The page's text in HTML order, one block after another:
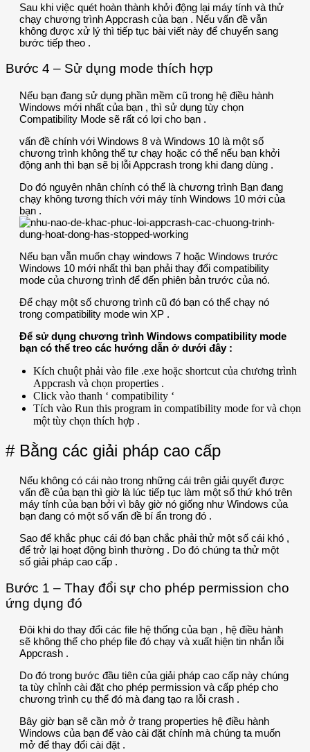
Sau khi việc quét hoàn thành khởi động lại máy tính và thử
chạy chương trình Appcrash của bạn . Nếu vấn đề vẫn
không được xử lý thì tiếp tục bài viết này để chuyển sang
bước tiếp theo .
Bước 4 – Sử dụng mode thích hợp
Nếu bạn đang sử dụng phần mềm cũ trong hệ điều hành
Windows mới nhất của bạn , thì sử dụng tùy chọn
Compatibility Mode sẽ rất có lợi cho bạn .
vấn đề chính với Windows 8 và Windows 10 là một số
chương trình không thể tự chạy hoặc có thể nếu bạn khởi
động anh thì bạn sẽ bị lỗi Appcrash trong khi đang dùng .
Do đó nguyên nhân chính có thể là chương trình Bạn đang
chạy không tương thích với máy tính Windows 10 mới của
bạn .
Nếu bạn vẫn muốn chạy windows 7 hoặc Windows trước
Windows 10 mới nhất thì bạn phải thay đổi compatibility
mode của chương trình để đến phiên bản trước của nó.
Để chạy một số chương trình cũ đó bạn có thể chạy nó
trong compatibility mode win XP .
Để sử dụng chương trình Windows compatibility mode
bạn có thể treo các hướng dẫn ở dưới đây :
Kích chuột phải vào file .exe hoặc shortcut của chương trình
Appcrash và chọn properties .
Click vào thanh ‘ compatibility ‘
Tích vào Run this program in compatibility mode for và chọn
một tùy chọn thích hợp .
# Bằng các giải pháp cao cấp
Nếu không có cái nào trong những cái trên giải quyết được
vấn đề của bạn thì giờ là lúc tiếp tục làm một số thứ khó trên
máy tính của bạn bởi vì bây giờ nó giống như Windows của
bạn đang có một số vấn đề bí ẩn trong đó .
Sao để khắc phục cái đó bạn chắc phải thử một số cái khó ,
để trở lại hoạt động bình thường . Do đó chúng ta thử một
số giải pháp cao cấp .
Bước 1 – Thay đổi sự cho phép permission cho
ứng dụng đó
Đôi khi do thay đổi các file hệ thống của bạn , hệ điều hành
sẽ không thể cho phép file đó chạy và xuất hiện tin nhắn lỗi
Appcrash .
Do đó trong bước đầu tiên của giải pháp cao cấp này chúng
ta tùy chỉnh cài đặt cho phép permission và cấp phép cho
chương trình cụ thể đó mà đang tạo ra lỗi crash .
Bây giờ bạn sẽ cần mở ở trang properties hệ điều hành
Windows của bạn để vào cài đặt chính mà chúng ta muốn
mở để thay đổi cài đặt .